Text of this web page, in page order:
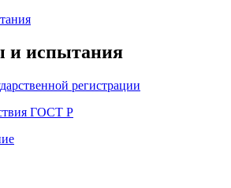
и испытания
регистрации
ГОСТ Р